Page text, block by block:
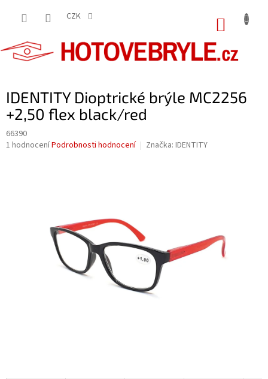
CZK
IDENTITY Dioptrické brýle MC2256
+2,50 flex black/red
66390
Průměrné
1 hodnoceníPodrobnosti hodnocení Značka: IDENTITY